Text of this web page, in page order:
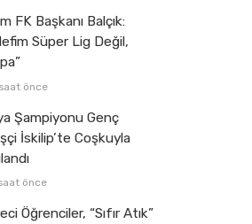
FK Başkanı Balçık:
Süper Lig Değil,
önce
Şampiyonu Genç
İskilip’te Coşkuyla
önce
Öğrenciler, “Sıfır Atık”